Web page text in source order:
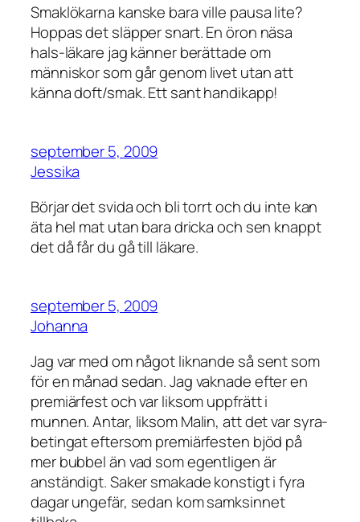
Smaklökarna kanske bara ville pausa lite?
Hoppas det släpper snart. En öron näsa
hals-läkare jag känner berättade om
människor som går genom livet utan att
känna doft/smak. Ett sant handikapp!
september 5, 2009
Jessika
Börjar det svida och bli torrt och du inte kan
äta hel mat utan bara dricka och sen knappt
det då får du gå till läkare.
september 5, 2009
Johanna
Jag var med om något liknande så sent som
för en månad sedan. Jag vaknade efter en
premiärfest och var liksom uppfrätt i
munnen. Antar, liksom Malin, att det var syra-
betingat eftersom premiärfesten bjöd på
mer bubbel än vad som egentligen är
anständigt. Saker smakade konstigt i fyra
dagar ungefär, sedan kom samksinnet